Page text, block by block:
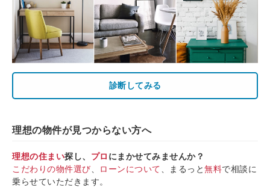
診断してみる
理想の物件が見つからない方へ
理想の住まい探し、 プロ にまかせてみませんか？
こだわりの物件選び
ローンについて 、まるっと無料で相談に
乗らせていただきます。